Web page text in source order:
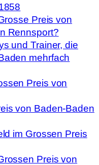
Preis von
Rennsport?
und Trainer, die
mehrfach
Preis von
von Baden-Baden
im Grossen Preis
Preis von